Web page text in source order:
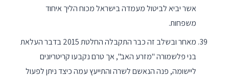
אשר יביא לביטול מעמדה בישראל מכוח הליך איחוד
משפחות.
מאחר ובשלב זה כבר התקבלה החלטת 2015 בדבר העלאת
בני פלשמורה "מזרע האב", אך טרם נקבעו קריטריונים
ליישומה, פנה הנאשם לשרה והתייעץ עמה כיצד ניתן לפעול